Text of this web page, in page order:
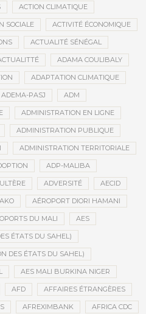
ACTION CLIMATIQUE
SOCIALE ACTIVITÉ ÉCONOMIQUE
ACTUALITÉ SÉNÉGAL
ADAMA COULIBALY
ADAPTATION CLIMATIQUE
ADEMA-PASJ ADM
ADMINISTRATION EN LIGNE
ADMINISTRATION PUBLIQUE
ADMINISTRATION TERRITORIALE
ADP-MALIBA
ADVERSITÉ AECID
AÉROPORT DIORI HAMANI
DU MALI AES
ÉTATS DU SAHEL)
DES ÉTATS DU SAHEL)
AES MALI BURKINA NIGER
AFD AFFAIRES ÉTRANGÈRES
AFREXIMBANK AFRICA CDC